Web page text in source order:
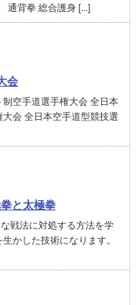
通背拳 総合護身 [...]
会
空手道選手権大会 全日本
会 全日本空手道型競技選
と太極拳
戦法に対処する方法を学
した技術になります。